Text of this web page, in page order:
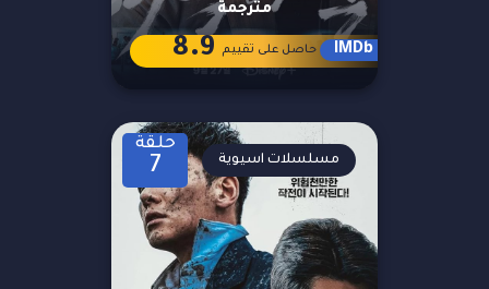
مترجمة
IMDb حاصل على تقييم 8.9
حلقة
7 مسلسلات اسيوية